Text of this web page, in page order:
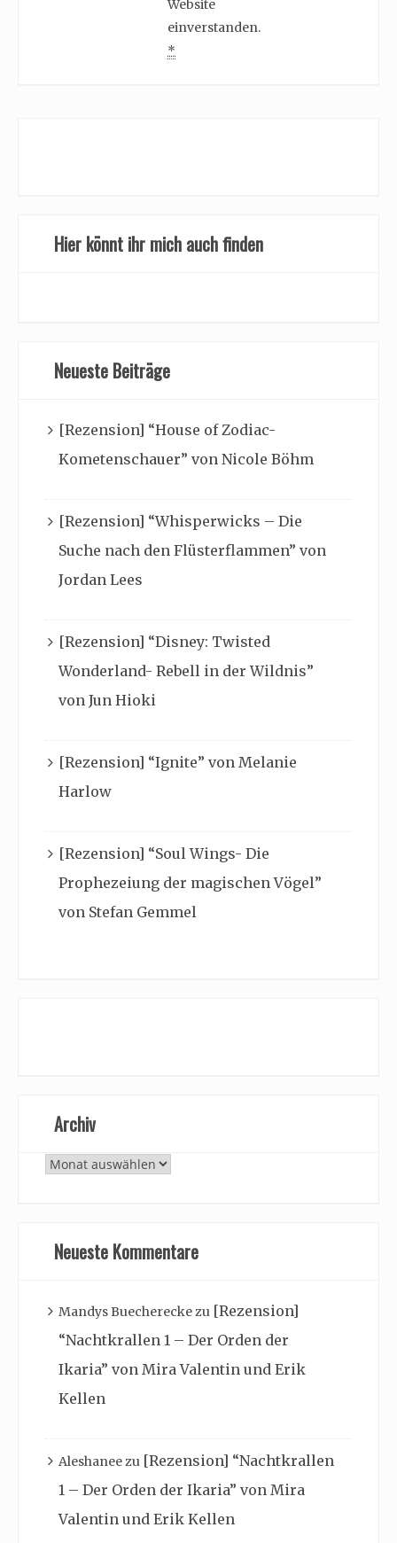
Website
einverstanden.
*
Hier könnt ihr mich auch finden
Neueste Beiträge
[Rezension] “House of Zodiac-
Kometenschauer” von Nicole Böhm
[Rezension] “Whisperwicks – Die
Suche nach den Flüsterflammen” von
Jordan Lees
[Rezension] “Disney: Twisted
Wonderland- Rebell in der Wildnis”
von Jun Hioki
[Rezension] “Ignite” von Melanie
Harlow
[Rezension] “Soul Wings- Die
Prophezeiung der magischen Vögel”
von Stefan Gemmel
Archiv
Archiv
Neueste Kommentare
Mandys Buechereckezu [Rezension]
“Nachtkrallen 1 – Der Orden der
Ikaria” von Mira Valentin und Erik
Kellen
Aleshaneezu [Rezension] “Nachtkrallen
1 – Der Orden der Ikaria” von Mira
Valentin und Erik Kellen